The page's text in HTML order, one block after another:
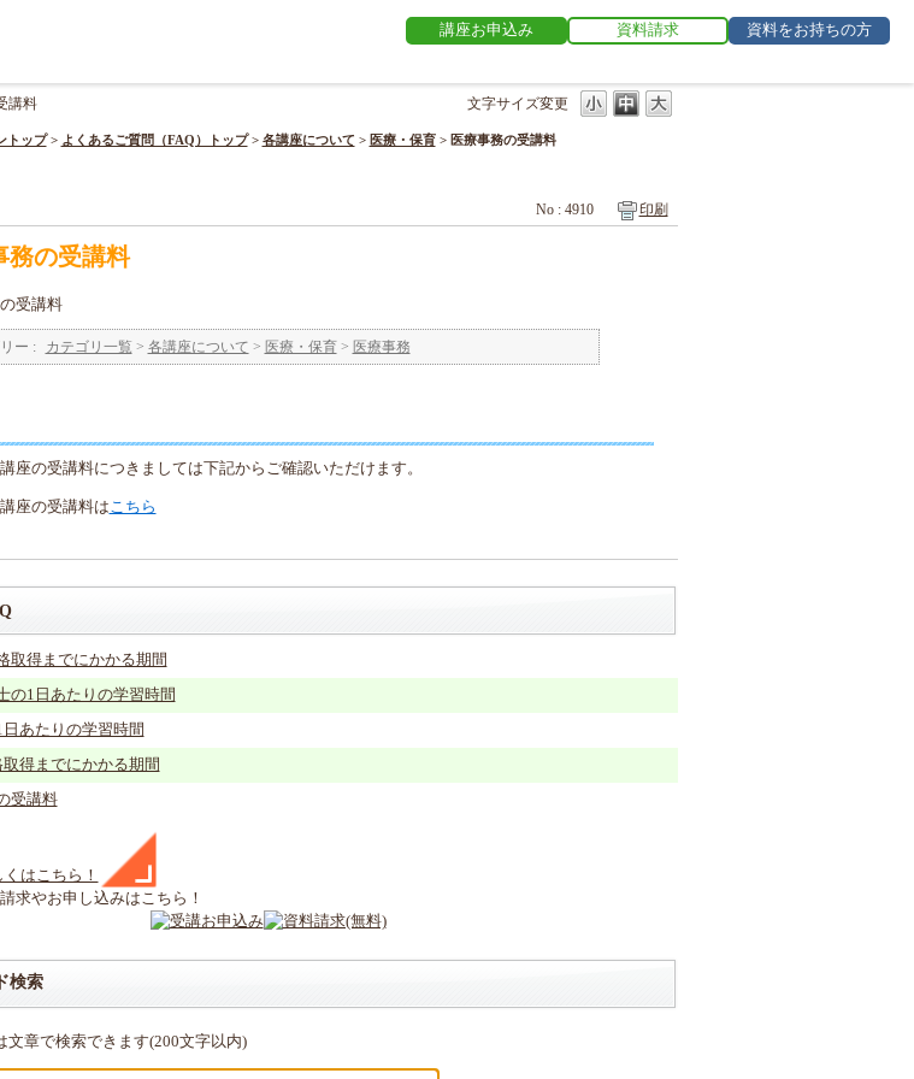
講座お申込み 資料請求 資料をお持ちの方
文字サイズ変更
講料
トップ > よくあるご質問（FAQ）トップ > 各講座について > 医療・保育 > 医療事務の受講料
No : 4910 印刷
務の受講料
受講料
ー : カテゴリ一覧 > 各講座について > 医療・保育> 医療事務
座の受講料につきましては下記からご確認いただけます。
座の受講料は こちら
取得までにかかる期間
の1日あたりの学習時間
あたりの学習時間
得までにかかる期間
受講料
はこちら！
求やお申し込みはこちら！
検索
文章で検索できます(200文字以内)